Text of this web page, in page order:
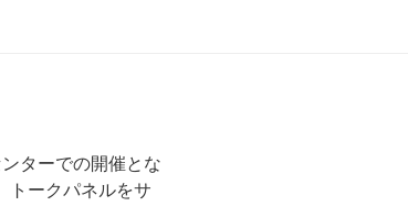
ターでの開催とな
トークパネルをサ